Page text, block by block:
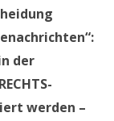
der
werden –